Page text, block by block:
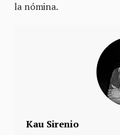
la nómina.
Kau Sirenio